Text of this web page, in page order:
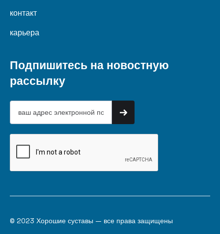
контакт
карьера
Подпишитесь на новостную
рассылку
© 2023 Хорошие суставы — все права защищены